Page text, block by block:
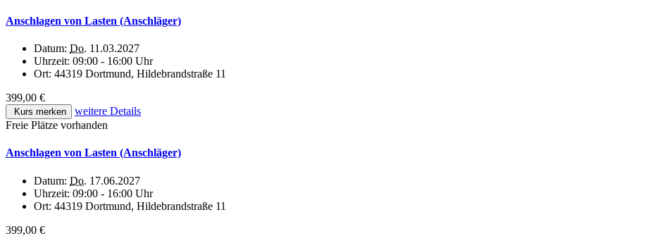
Anschlagen von Lasten (Anschläger)
Datum: Do. 11.03.2027
Uhrzeit: 09:00 - 16:00 Uhr
Ort: 44319 Dortmund, Hildebrandstraße 11
399,00 €
Kurs merken
weitere Details
Freie Plätze vorhanden
Anschlagen von Lasten (Anschläger)
Datum: Do. 17.06.2027
Uhrzeit: 09:00 - 16:00 Uhr
Ort: 44319 Dortmund, Hildebrandstraße 11
399,00 €